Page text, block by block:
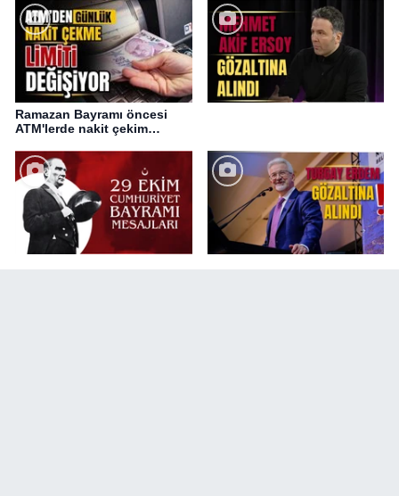
Ramazan Bayramı öncesi
ATM'lerde nakit çekim